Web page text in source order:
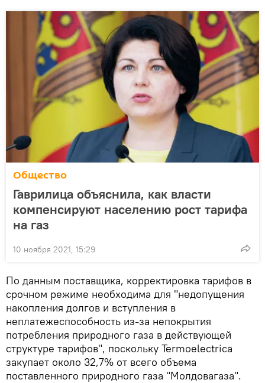
Общество
Гаврилица объяснила, как власти
компенсируют населению рост тарифа
на газ
10 ноября 2021, 15:29
По данным поставщика, корректировка тарифов в
срочном режиме необходима для "недопущения
накопления долгов и вступления в
неплатежеспособность из-за непокрытия
потребления природного газа в действующей
структуре тарифов", поскольку Termoelectrica
закупает около 32,7% от всего объема
поставленного природного газа "Молдовагаза".